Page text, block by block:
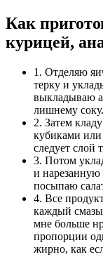
Как
курицей,
1. Отделяю
терку и
выкладываю
лишнему соку.
2. Затем
кубиками
следует слой
3. Потом
и
посыпаю
4. Все
каждый
мне больше
пропорции
жирно, как